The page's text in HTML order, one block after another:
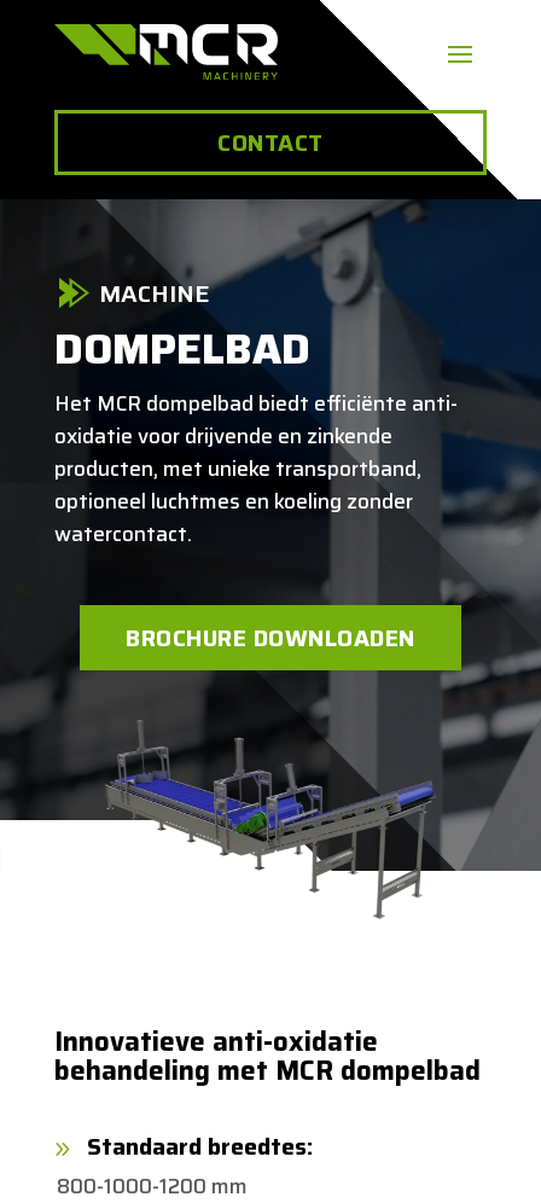
CONTACT
MACHINE
DOMPELBAD
Het MCR dompelbad biedt efficiënte anti-
oxidatie voor drijvende en zinkende
producten, met unieke transportband,
optioneel luchtmes en koeling zonder
watercontact.
BROCHURE DOWNLOADEN
Innovatieve anti-oxidatie
behandeling met MCR dompelbad
9 Standaard breedtes:
800-1000-1200 mm